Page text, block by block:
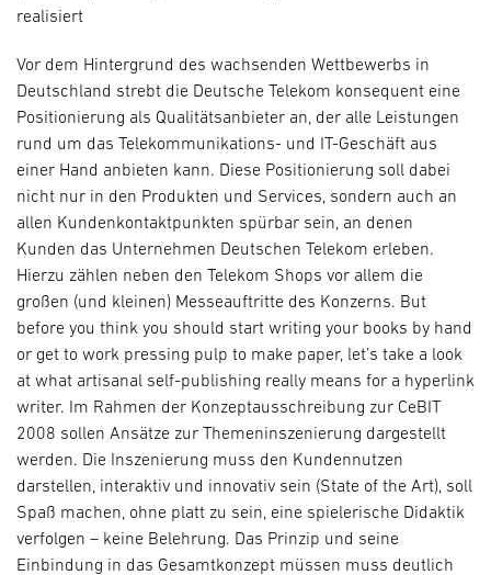
realisiert
Vor dem Hintergrund des wachsenden Wettbewerbs in
Deutschland strebt die Deutsche Telekom konsequent eine
Positionierung als Qualitätsanbieter an, der alle Leistungen
rund um das Telekommunikations- und IT-Geschäft aus
einer Hand anbieten kann. Diese Positionierung soll dabei
nicht nur in den Produkten und Services, sondern auch an
allen Kundenkontaktpunkten spürbar sein, an denen
Kunden das Unternehmen Deutschen Telekom erleben.
Hierzu zählen neben den Telekom Shops vor allem die
großen (und kleinen) Messeauftritte des Konzerns. But
before you think you should start writing your books by hand
or get to work pressing pulp to make paper, let’s take a look
at what artisanal self-publishing really means for a hyperlink
writer. Im Rahmen der Konzeptausschreibung zur CeBIT
2008 sollen Ansätze zur Themeninszenierung dargestellt
werden. Die Inszenierung muss den Kundennutzen
darstellen, interaktiv und innovativ sein (State of the Art), soll
Spaß machen, ohne platt zu sein, eine spielerische Didaktik
verfolgen – keine Belehrung. Das Prinzip und seine
Einbindung in das Gesamtkonzept müssen muss deutlich